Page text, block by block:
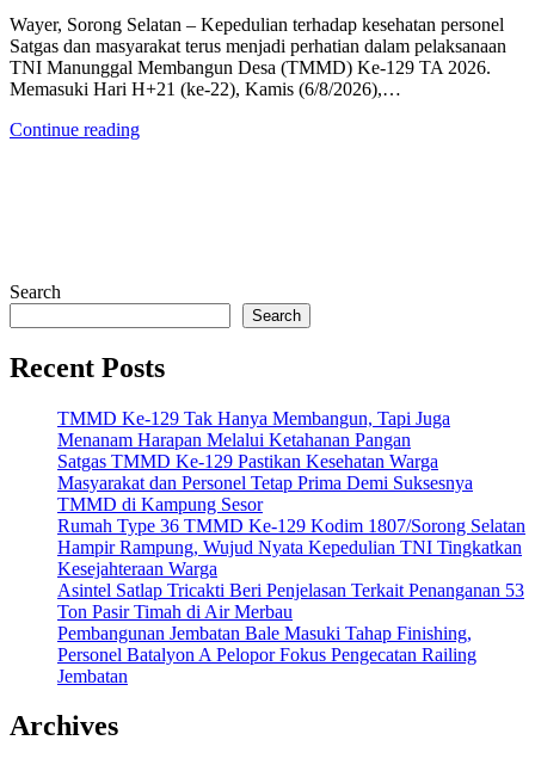
Wayer, Sorong Selatan – Kepedulian terhadap kesehatan personel
Satgas dan masyarakat terus menjadi perhatian dalam pelaksanaan
TNI Manunggal Membangun Desa (TMMD) Ke-129 TA 2026.
Memasuki Hari H+21 (ke-22), Kamis (6/8/2026),…
Continue reading
Search
Search
Recent Posts
TMMD Ke-129 Tak Hanya Membangun, Tapi Juga
Menanam Harapan Melalui Ketahanan Pangan
Satgas TMMD Ke-129 Pastikan Kesehatan Warga
Masyarakat dan Personel Tetap Prima Demi Suksesnya
TMMD di Kampung Sesor
Rumah Type 36 TMMD Ke-129 Kodim 1807/Sorong Selatan
Hampir Rampung, Wujud Nyata Kepedulian TNI Tingkatkan
Kesejahteraan Warga
Asintel Satlap Tricakti Beri Penjelasan Terkait Penanganan 53
Ton Pasir Timah di Air Merbau
Pembangunan Jembatan Bale Masuki Tahap Finishing,
Personel Batalyon A Pelopor Fokus Pengecatan Railing
Jembatan
Archives